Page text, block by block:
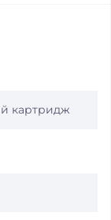
картридж